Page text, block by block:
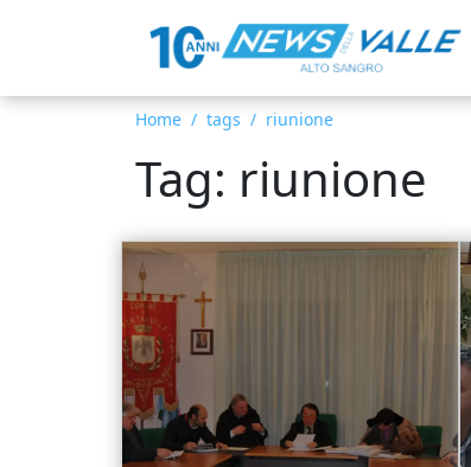
Home tags riunione
Tag: riunione